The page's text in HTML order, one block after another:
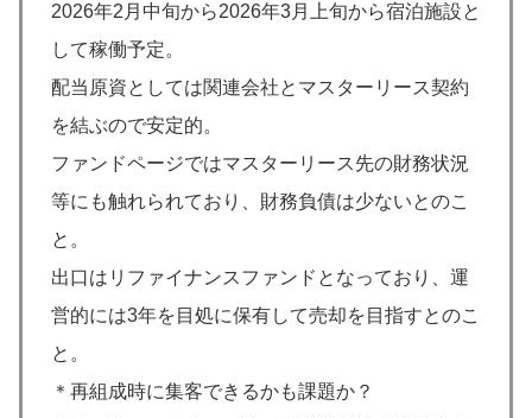
2026年2月中旬から2026年3月上旬から宿泊施設と
して稼働予定。
配当原資としては関連会社とマスターリース契約
を結ぶので安定的。
ファンドページではマスターリース先の財務状況
等にも触れられており、財務負債は少ないとのこ
と。
出口はリファイナンスファンドとなっており、運
営的には3年を目処に保有して売却を目指すとのこ
と。
＊再組成時に集客できるかも課題か？